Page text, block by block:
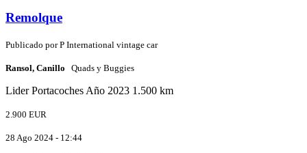
Remolque
Publicado porP International vintage car
Ransol, Canillo Quads y Buggies
Lider Portacoches Año 2023 1.500 km
2.900 EUR
28 Ago 2024 - 12:44